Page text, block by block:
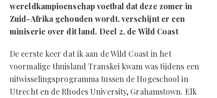
wereldkampioenschap voetbal dat deze zomer in
Zuid-Afrika gehouden wordt, verschijnt er een
miniserie over dit land. Deel 2, de Wild Coast
De eerste keer dat ik aan de Wild Coast in het
voormalige thuisland Transkei kwam was tijdens een
uitwisselingsprogramma tussen de Hogeschool in
Utrecht en de Rhodes University, Grahamstown. Elk